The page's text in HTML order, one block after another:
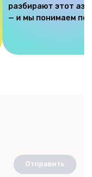
разбирают этот
— и мы понимаем
Отправить